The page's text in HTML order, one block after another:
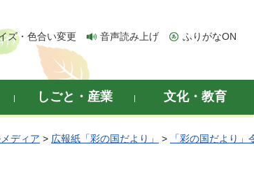
ズ・色合い変更 音声読み上げ ふりがなON
しごと・産業 文化・教育
ディア > 広報紙「彩の国だより」 > 「彩の国だより